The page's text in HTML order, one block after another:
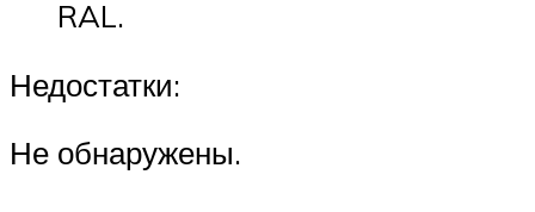
RAL.
Недостатки:
Не обнаружены.